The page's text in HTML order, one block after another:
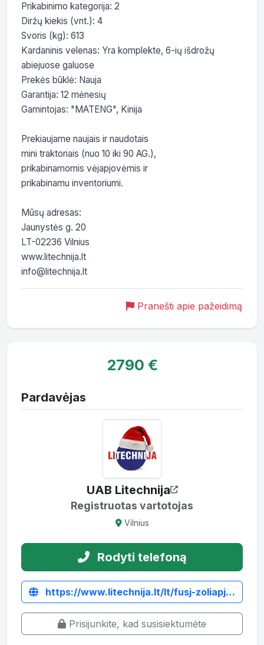
Prikabinimo kategorija: 2
Diržų kiekis (vnt.): 4
Svoris (kg): 613
Kardaninis velenas: Yra komplekte, 6-ių išdrožų
abiejuose galuose
Prekės būklė: Nauja
Garantija: 12 mėnesių
Gamintojas: "MATENG", Kinija
Prekiaujame naujais ir naudotais
mini traktoriais (nuo 10 iki 90 AG.),
prikabinamomis vėjapjovėmis ir
prikabinamu inventoriumi.
Mūsų adresas:
Jaunystės g. 20
LT-02236 Vilnius
www.litechnija.lt
info@litechnija.lt
Pranešti apie pažeidimą
2790 €
Pardavėjas
UAB Litechnija
Registruotas vartotojas
Vilnius
Rodyti telefoną
https://www.litechnija.lt/lt/fusj-zoliapjoves/2721-plaktukine-zoliapjove-mateng-fusj225-.html
Prisijunkite, kad susisiektumėte